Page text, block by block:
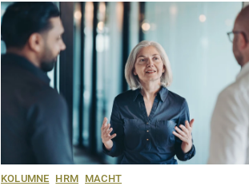
KOLUMNE HRM MACHT